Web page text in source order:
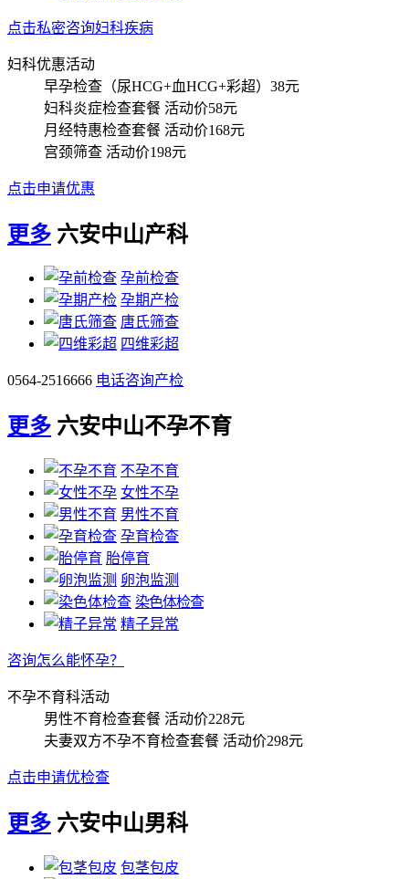
点击私密咨询妇科疾病
妇科优惠活动
早孕检查（尿HCG+血HCG+彩超） 38元
妇科炎症检查套餐 活动价58元
月经特惠检查套餐 活动价168元
宫颈筛查 活动价198元
点击申请优惠
更多 六安中山产科
孕前检查
孕期产检
唐氏筛查
四维彩超
0564-2516666 电话咨询产检
更多 六安中山不孕不育
不孕不育
女性不孕
男性不育
孕育检查
胎停育
卵泡监测
染色体检查
精子异常
咨询怎么能怀孕？
不孕不育科活动
男性不育检查套餐 活动价228元
夫妻双方不孕不育检查套餐 活动价298元
点击申请优检查
更多 六安中山男科
包茎包皮